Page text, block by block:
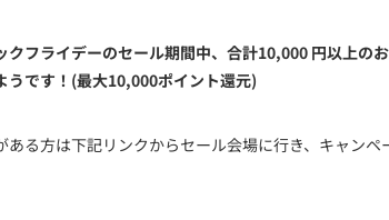
フライデーのセール期間中、合計10,000 円以上の
うです！(最大10,000ポイント還元)
ある方は下記リンクからセール会場に行き、キャンペ